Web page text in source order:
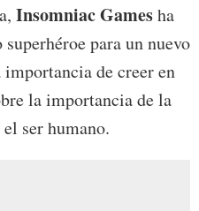
Insomniac Gamesha
para un nuevo
de creer en
la importancia de la
ser humano.